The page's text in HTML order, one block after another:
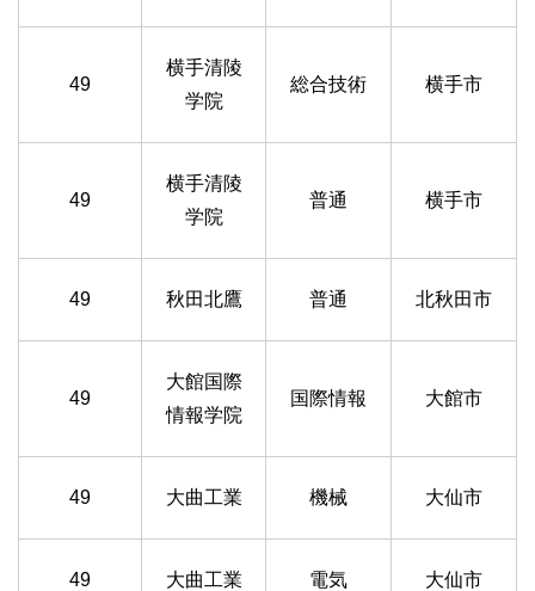
49
横手清陵
学院
総合技術 横手市
49
横手清陵
学院
普通 横手市
49 秋田北鷹 普通 北秋田市
49
大館国際
情報学院
国際情報 大館市
49 大曲工業 機械 大仙市
49 大曲工業 電気 大仙市